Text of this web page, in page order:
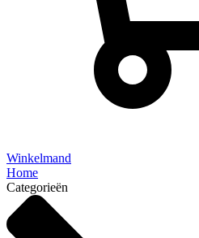
Winkelmand
Home
Categorieën